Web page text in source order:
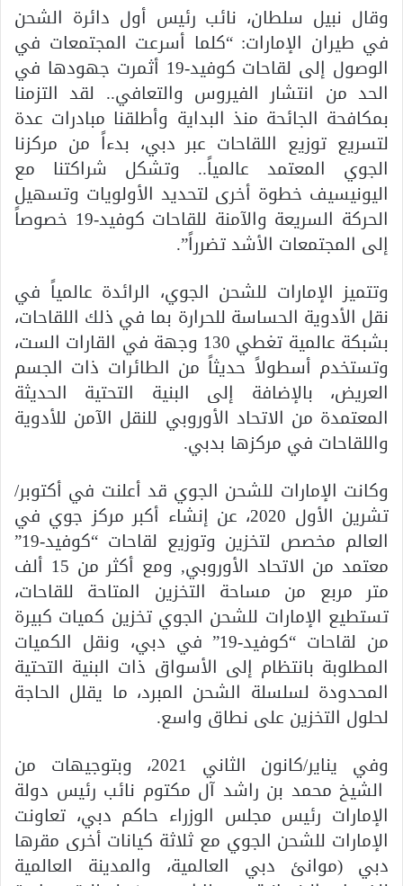
وقال نبيل سلطان، نائب رئيس أول دائرة الشحن
في طيران الإمارات: “كلما أسرعت المجتمعات في
الوصول إلى لقاحات كوفيد-19 أثمرت جهودها في
الحد من انتشار الفيروس والتعافي.. لقد التزمنا
بمكافحة الجائحة منذ البداية وأطلقنا مبادرات عدة
لتسريع توزيع اللقاحات عبر دبي، بدءاً من مركزنا
الجوي المعتمد عالمياً.. وتشكل شراكتنا مع
اليونيسيف خطوة أخرى لتحديد الأولويات وتسهيل
الحركة السريعة والآمنة للقاحات كوفيد-19 خصوصاً
إلى المجتمعات الأشد تضرراً”.
وتتميز الإمارات للشحن الجوي، الرائدة عالمياً في
نقل الأدوية الحساسة للحرارة بما في ذلك اللقاحات،
بشبكة عالمية تغطي 130 وجهة في القارات الست،
وتستخدم أسطولاً حديثاً من الطائرات ذات الجسم
العريض، بالإضافة إلى البنية التحتية الحديثة
المعتمدة من الاتحاد الأوروبي للنقل الآمن للأدوية
واللقاحات في مركزها بدبي.
وكانت الإمارات للشحن الجوي قد أعلنت في أكتوبر/
تشرين الأول 2020، عن إنشاء أكبر مركز جوي في
العالم مخصص لتخزين وتوزيع لقاحات “كوفيد-19”
معتمد من الاتحاد الأوروبي, ومع أكثر من 15 ألف
متر مربع من مساحة التخزين المتاحة للقاحات،
تستطيع الإمارات للشحن الجوي تخزين كميات كبيرة
من لقاحات “كوفيد-19” في دبي، ونقل الكميات
المطلوبة بانتظام إلى الأسواق ذات البنية التحتية
المحدودة لسلسلة الشحن المبرد، ما يقلل الحاجة
لحلول التخزين على نطاق واسع.
وفي يناير/كانون الثاني 2021، وبتوجيهات من
الشيخ محمد بن راشد آل مكتوم نائب رئيس دولة
الإمارات رئيس مجلس الوزراء حاكم دبي، تعاونت
الإمارات للشحن الجوي مع ثلاثة كيانات أخرى مقرها
دبي (موانئ دبي العالمية، والمدينة العالمية